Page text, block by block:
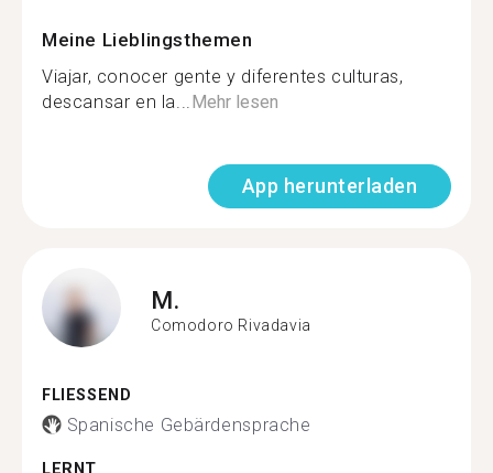
Meine Lieblingsthemen
Viajar, conocer gente y diferentes culturas,
descansar en la...Mehr lesen
App herunterladen
M.
Comodoro Rivadavia
FLIESSEND
Spanische Gebärdensprache
LERNT